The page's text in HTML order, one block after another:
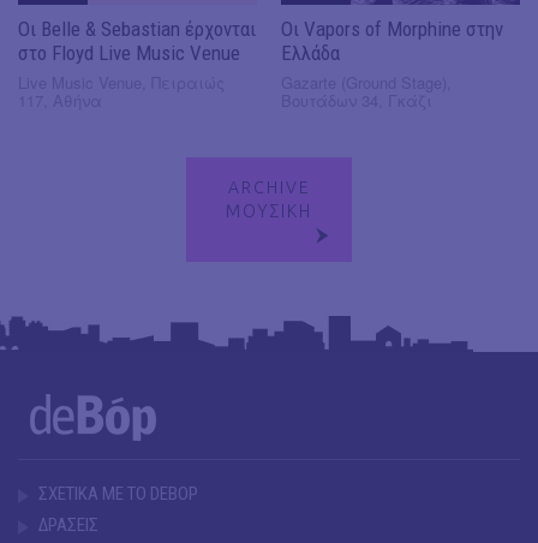
Οι Belle & Sebastian έρχονται
στο Floyd Live Music Venue
Οι Vapors of Morphine στην
Ελλάδα
ARCHIVE
ΜΟΥΣΙΚΗ
ΣΧΕΤΙΚΑ ΜΕ ΤΟ DEBOP
ΔΡΑΣΕΙΣ